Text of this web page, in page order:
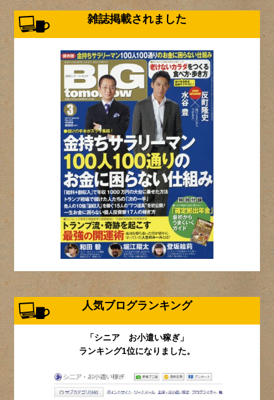
雑誌掲載されました
人気ブログランキング
「シニア お小遣い稼ぎ」
ランキング1位になりました。